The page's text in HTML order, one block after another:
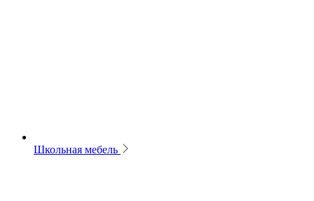
Школьная мебель